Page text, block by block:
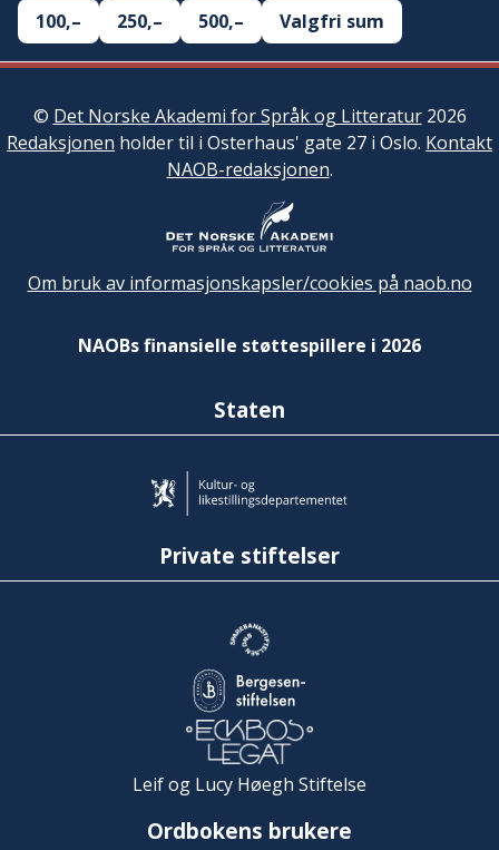
100,–
250,– 500,– Valgfri sum
© Det Norske Akademi for Språk og Litteratur2026
Redaksjonen holder til i Osterhaus' gate 27 i Oslo. Kontakt
NAOB-redaksjonen.
Om bruk av informasjonskapsler/cookies på naob.no
NAOBs finansielle støttespillere i 2026
Staten
Private stiftelser
Leif og Lucy Høegh Stiftelse
Ordbokens brukere